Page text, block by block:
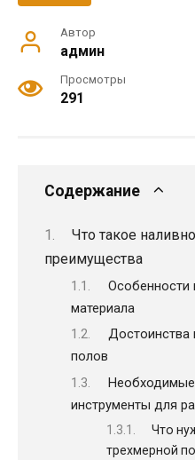
Автор
админ
Просмотры
291
Содержание
Что такое
преимущества
Особенности
материала
Достоинства
полов
инструменты для
Что
трехмерной